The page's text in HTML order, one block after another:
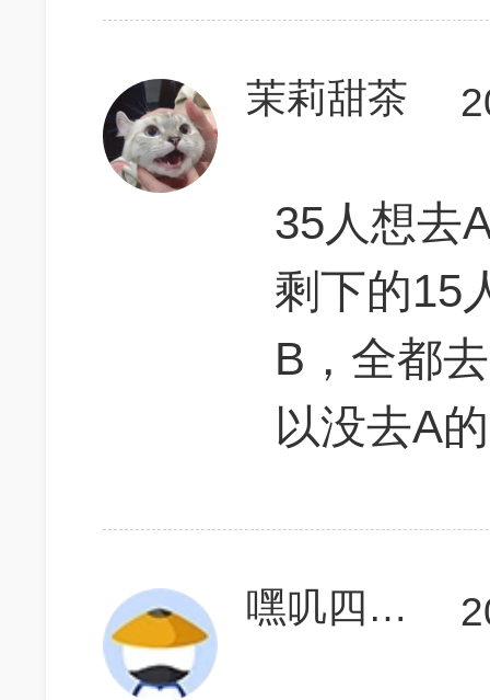
茉莉甜茶
35人想去
剩下的15
B，全都
以没去A
嘿叽四学英语